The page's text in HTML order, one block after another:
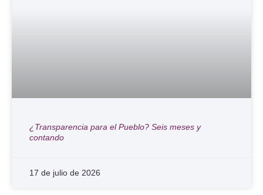
¿Transparencia para el Pueblo? Seis meses y
contando
17 de julio de 2026